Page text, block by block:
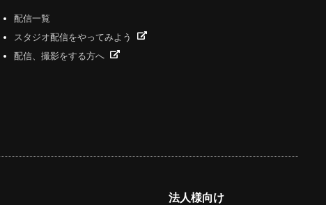
配信一覧
スタジオ配信をやってみよう
配信、撮影をする方へ
法人様向け